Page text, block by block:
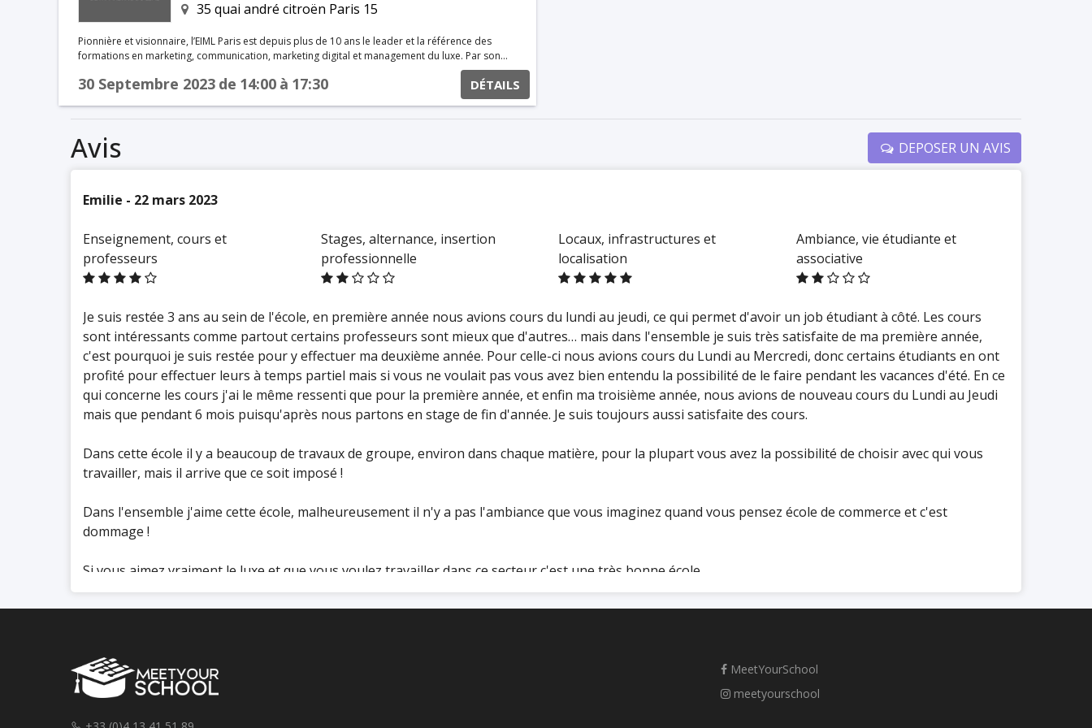
35 quai andré citroën Paris 15
Pionnière et visionnaire, l’EIML Paris est depuis plus de 10 ans le leader et la référence des
formations en marketing, communication, marketing digital et management du luxe. Par son
format pédagogique en 5 ans, l’alternance, les spécialisations sectorielles, l’international, les
intervenants professionnels, les partenariats, l’EIML Paris œuvre pour former des étudiants
décrypter les codes de l’univers du luxe. L'école est aujourd'hui présente sur 4 campus en
France à Paris, Lyon, Lille et Aix-en-Provence. La Grande Ecole Internationale du Marketing et
Management du Luxe fait partie du Réseau GES (Grandes Ecoles Spécialisées) qui compte
aux étudiants de bénéficier de synergies pédagogiques, matérielles, humaines et
30 Septembre 2023 de 14:00 à 17:30 DÉTAILS
Avis DEPOSER UN AVIS
Emilie - 22 mars 2023
Enseignement, cours et
professeurs
Stages, alternance, insertion
professionnelle
Locaux, infrastructures et
localisation
Ambiance, vie étudiante et
associative
Je suis restée 3 ans au sein de l'école, en première année nous avions cours du lundi au jeudi, ce qui permet d'avoir un job étudiant à côté. Les cours
sont intéressants comme partout certains professeurs sont mieux que d'autres… mais dans l'ensemble je suis très satisfaite de ma première année,
c'est pourquoi je suis restée pour y effectuer ma deuxième année. Pour celle-ci nous avions cours du Lundi au Mercredi, donc certains étudiants en ont
profité pour effectuer leurs à temps partiel mais si vous ne voulait pas vous avez bien entendu la possibilité de le faire pendant les vacances d'été. En ce
qui concerne les cours j'ai le même ressenti que pour la première année, et enfin ma troisième année, nous avions de nouveau cours du Lundi au Jeudi
mais que pendant 6 mois puisqu'après nous partons en stage de fin d'année. Je suis toujours aussi satisfaite des cours.
Dans cette école il y a beaucoup de travaux de groupe, environ dans chaque matière, pour la plupart vous avez la possibilité de choisir avec qui vous
travailler, mais il arrive que ce soit imposé !
Dans l'ensemble j'aime cette école, malheureusement il n'y a pas l'ambiance que vous imaginez quand vous pensez école de commerce et c'est
dommage !
Si vous aimez vraiment le luxe et que vous voulez travailler dans ce secteur c'est une très bonne école.
MeetYourSchool
meetyourschool